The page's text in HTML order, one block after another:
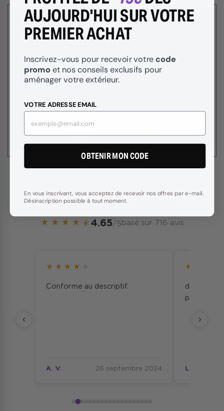
Une question ?
Notre service client est à votre
17h
Par téléphone
Envoyer un mail
Ils nous ont fait confiance
★ ★ ★ ★ ★ 4.65/5 basé sur 716 avis
‹
★ ★ ★ ★
Conforme au descriptif.
A. V. 26 septembre 2024
★
delai
produit
L. C.
›
AUJOURD'HUI SUR VOTRE
PREMIER ACHAT
Inscrivez-vous pour recevoir votrecode
promo et nos conseils exclusifs pour
aménager votre extérieur.
VOTRE ADRESSE EMAIL
OBTENIR MON CODE
En vous inscrivant, vous acceptez de recevoir nos offres par e-mail.
Désinscription possible à tout moment.